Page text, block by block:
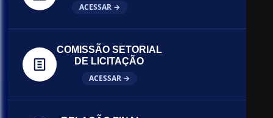
ACESSAR →
COMISSÃO SETORIAL
DE LICITAÇÃO
ACESSAR →